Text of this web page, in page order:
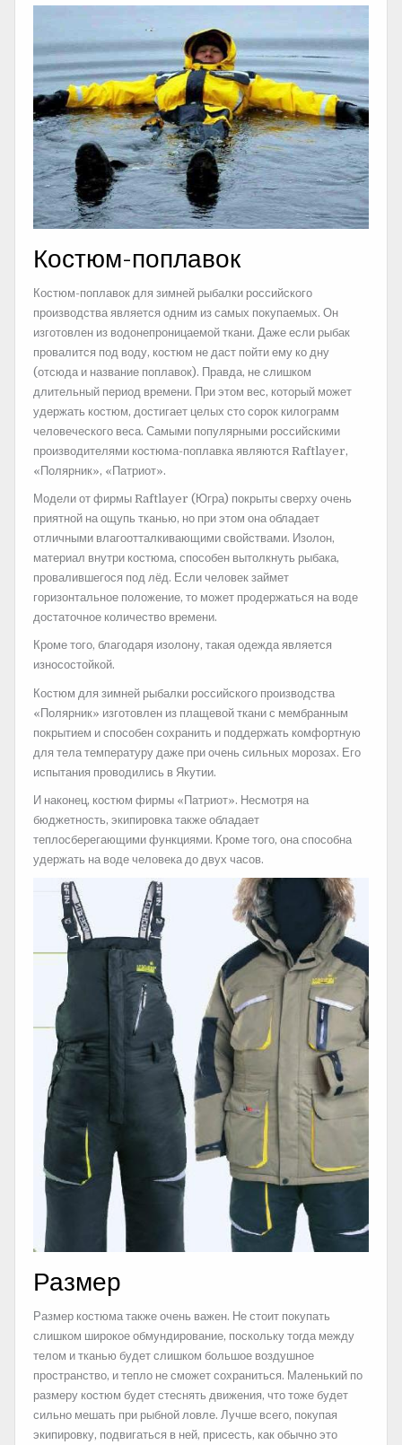
Костюм-поплавок
Костюм-поплавок для зимней рыбалки российского
производства является одним из самых покупаемых. Он
изготовлен из водонепроницаемой ткани. Даже если рыбак
провалится под воду, костюм не даст пойти ему ко дну
(отсюда и название поплавок). Правда, не слишком
длительный период времени. При этом вес, который может
удержать костюм, достигает целых сто сорок килограмм
человеческого веса. Самыми популярными российскими
производителями костюма-поплавка являются Raftlayer,
«Полярник», «Патриот».
Модели от фирмы Raftlayer (Югра) покрыты сверху очень
приятной на ощупь тканью, но при этом она обладает
отличными влагоотталкивающими свойствами. Изолон,
материал внутри костюма, способен вытолкнуть рыбака,
провалившегося под лёд. Если человек займет
горизонтальное положение, то может продержаться на воде
достаточное количество времени.
Кроме того, благодаря изолону, такая одежда является
износостойкой.
Костюм для зимней рыбалки российского производства
«Полярник» изготовлен из плащевой ткани с мембранным
покрытием и способен сохранить и поддержать комфортную
для тела температуру даже при очень сильных морозах. Его
испытания проводились в Якутии.
И наконец, костюм фирмы «Патриот». Несмотря на
бюджетность, экипировка также обладает
теплосберегающими функциями. Кроме того, она способна
удержать на воде человека до двух часов.
Размер
Размер костюма также очень важен. Не стоит покупать
слишком широкое обмундирование, поскольку тогда между
телом и тканью будет слишком большое воздушное
пространство, и тепло не сможет сохраниться. Маленький по
размеру костюм будет стеснять движения, что тоже будет
сильно мешать при рыбной ловле. Лучше всего, покупая
экипировку, подвигаться в ней, присесть, как обычно это